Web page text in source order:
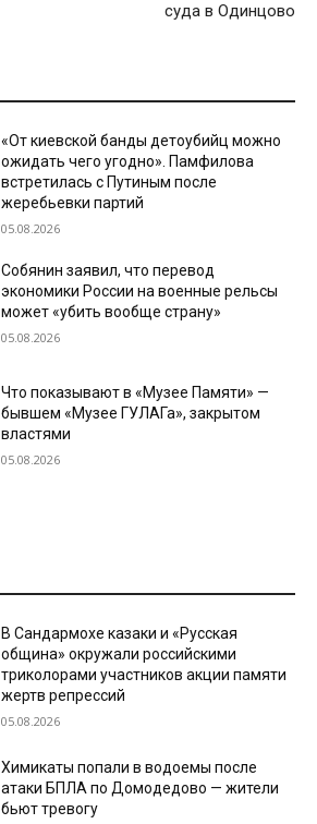
суда в Одинцово
«От киевской банды детоубийц можно
ожидать чего угодно». Памфилова
встретилась с Путиным после
жеребьевки партий
05.08.2026
Собянин заявил, что перевод
экономики России на военные рельсы
может «убить вообще страну»
05.08.2026
Что показывают в «Музее Памяти» —
бывшем «Музее ГУЛАГа», закрытом
властями
05.08.2026
В Сандармохе казаки и «Русская
община» окружали российскими
триколорами участников акции памяти
жертв репрессий
05.08.2026
Химикаты попали в водоемы после
атаки БПЛА по Домодедово — жители
бьют тревогу